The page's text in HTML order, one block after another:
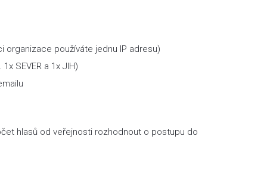
organizace používáte jednu IP adresu)
SEVER a 1x JIH)
hlasů od veřejnosti rozhodnout o postupu do